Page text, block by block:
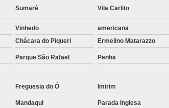
Guarda Corpo Tubo Carbono
Guarda Corpo Aço
Guarda Corpo de
Guarda Corpo em Aço
Guarda Corpo em Tubo de Ferro
Guarda Corpo Tipo Tubo
Sumaré Vila Carlito
Vinhedo
americana
Chácara do Piqueri Ermelino Matarazzo
Parque São Rafael Penha
Freguesia do Ó Imirim
Mandaqui Parada Inglesa